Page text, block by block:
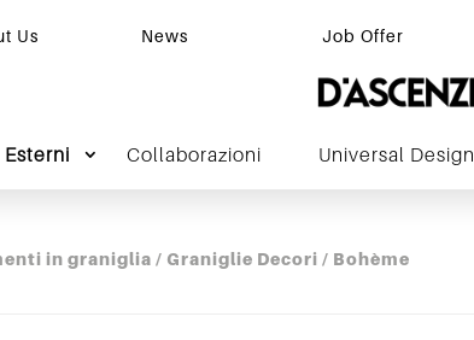
Us News Job Offer
Esterni Collaborazioni Universal Design
in graniglia / Graniglie Decori / Bohème